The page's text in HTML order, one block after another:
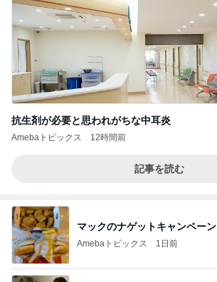
抗生剤が必要と思われがちな中耳炎
Amebaトピックス 12時間前
記事を読む
マックのナゲットキャンペーン
Amebaトピックス 1日前